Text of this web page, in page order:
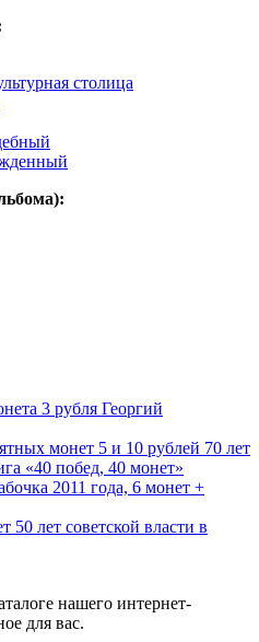
столица
3 рубля Георгий
монет 5 и 10 рублей 70 лет
«40 побед, 40 монет»
2011 года, 6 монет +
лет советской власти в
нашего интернет-
для вас.